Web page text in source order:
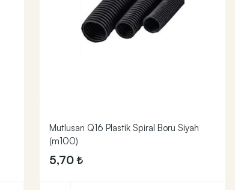
Mutlusan Q16 Plastik Spiral Boru Siyah
(m100)
5,70